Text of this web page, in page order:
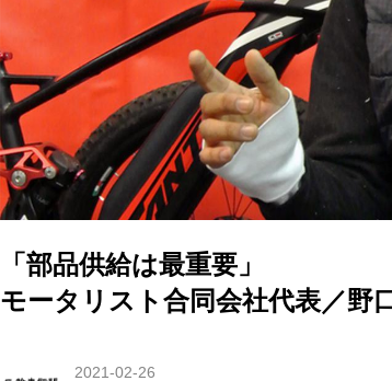
「部品供給は最重要」
モータリスト合同会社代表／野
2021-02-26